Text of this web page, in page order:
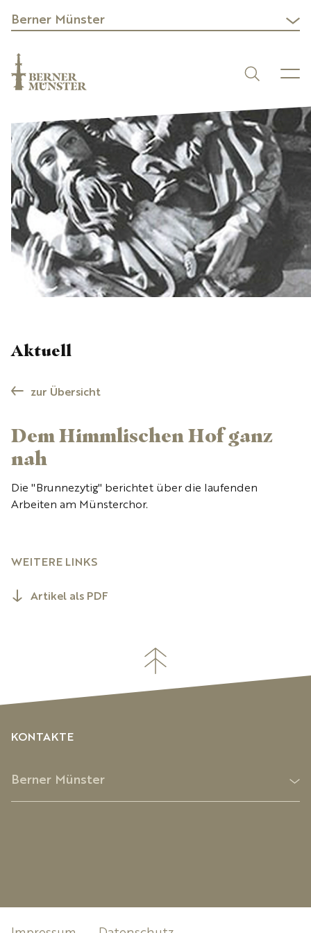
Berner Münster
Aktuell
zur Übersicht
Dem Himmlischen Hof ganz
nah
Die "Brunnezytig" berichtet über die laufenden
Arbeiten am Münsterchor.
WEITERE LINKS
Artikel als PDF
KONTAKTE
Berner Münster